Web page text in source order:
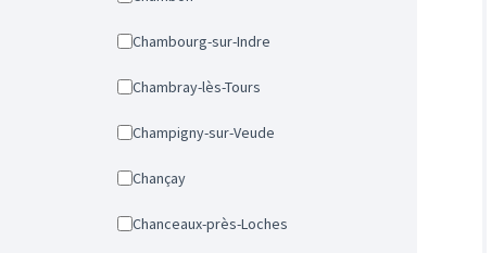
Chambourg-sur-Indre
Chambray-lès-Tours
Champigny-sur-Veude
Chançay
Chanceaux-près-Loches